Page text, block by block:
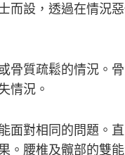
設，透過在情況
質疏鬆的情況。
情況。
對相同的問題。
腰椎及髖部的雙